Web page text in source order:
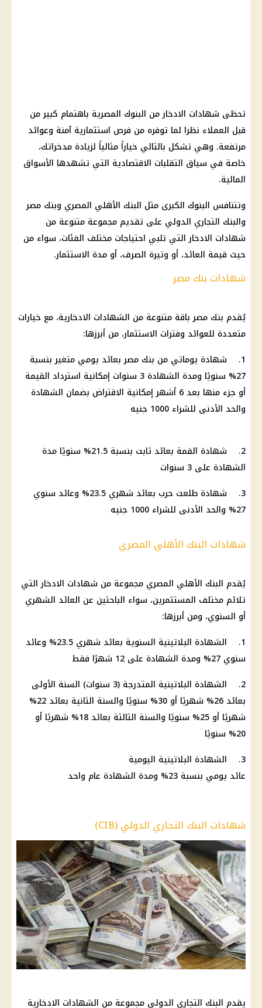
تحظى شهادات الادخار من البنوك المصرية باهتمام كبير من
قبل العملاء نظرا لما توفره من فرص استثمارية آمنة وعوائد
مرتفعة. وهي تشكل بالتالي خياراً مثالياً لزيادة مدخراتك،
خاصة في سياق التقلبات الاقتصادية التي تشهدها الأسواق
المالية.
وتتنافس البنوك الكبرى مثل البنك الأهلي المصري وبنك مصر
والبنك التجاري الدولي على تقديم مجموعة متنوعة من
شهادات الادخار التي تلبي احتياجات مختلف الفئات، سواء من
حيث قيمة العائد، أو وتيرة الصرف، أو مدة الاستثمار.
شهادات بنك مصر
يُقدم بنك مصر باقة متنوعة من الشهادات الادخارية، مع خيارات
متعددة للعوائد وفترات الاستثمار، من أبرزها:
1. شهادة يوماتي من بنك مصر بعائد يومي متغير بنسبة
27% سنويًا ومدة الشهادة 3 سنوات إمكانية استرداد القيمة
أو جزء منها بعد 6 أشهر إمكانية الاقتراض بضمان الشهادة
والحد الأدنى للشراء 1000 جنيه
2. شهادة القمة بعائد ثابت بنسبة 21.5% سنويًا مدة
الشهادة على 3 سنوات
3. شهادة طلعت حرب بعائد شهري 23.5% وعائد سنوي
27% والحد الأدنى للشراء 1000 جنيه
شهادات البنك الأهلي المصري
يُقدم البنك الأهلي المصري مجموعة من شهادات الادخار التي
تلائم مختلف المستثمرين، سواء الباحثين عن العائد الشهري
أو السنوي، ومن أبرزها:
1. الشهادة البلاتينية السنوية بعائد شهري 23.5% وعائد
سنوي 27% ومدة الشهادة على 12 شهرًا فقط
2. الشهادة البلاتينية المتدرجة (3 سنوات) السنة الأولى
بعائد 26% شهريًا أو 30% سنويًا والسنة الثانية بعائد 22%
شهريًا أو 25% سنويًا والسنة الثالثة بعائد 18% شهريًا أو
20% سنويًا
3. الشهادة البلاتينية اليومية
عائد يومي بنسبة 23% ومدة الشهادة عام واحد
شهادات البنك التجاري الدولي (CIB)
يقدم البنك التجاري الدولي مجموعة من الشهادات الادخارية